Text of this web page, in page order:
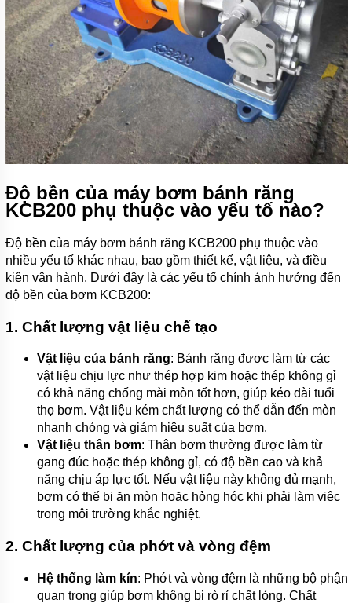
Độ bền của máy bơm bánh răng
KCB200 phụ thuộc vào yếu tố nào?
Độ bền của máy bơm bánh răng KCB200 phụ thuộc vào
nhiều yếu tố khác nhau, bao gồm thiết kế, vật liệu, và điều
kiện vận hành. Dưới đây là các yếu tố chính ảnh hưởng đến
độ bền của bơm KCB200:
1. Chất lượng vật liệu chế tạo
Vật liệu của bánh răng: Bánh răng được làm từ các
vật liệu chịu lực như thép hợp kim hoặc thép không gỉ
có khả năng chống mài mòn tốt hơn, giúp kéo dài tuổi
thọ bơm. Vật liệu kém chất lượng có thể dẫn đến mòn
nhanh chóng và giảm hiệu suất của bơm.
Vật liệu thân bơm: Thân bơm thường được làm từ
gang đúc hoặc thép không gỉ, có độ bền cao và khả
năng chịu áp lực tốt. Nếu vật liệu này không đủ mạnh,
bơm có thể bị ăn mòn hoặc hỏng hóc khi phải làm việc
trong môi trường khắc nghiệt.
2. Chất lượng của phớt và vòng đệm
Hệ thống làm kín: Phớt và vòng đệm là những bộ phận
quan trọng giúp bơm không bị rò rỉ chất lỏng. Chất